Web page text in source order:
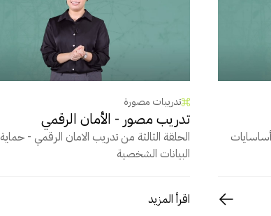
تدريبات مصورة
تدريب مصور - الأمان الرقمي
الحلقة الثالثة من تدريب الامان الرقمي - حماية
البيانات الشخصية
اقرأ المزيد